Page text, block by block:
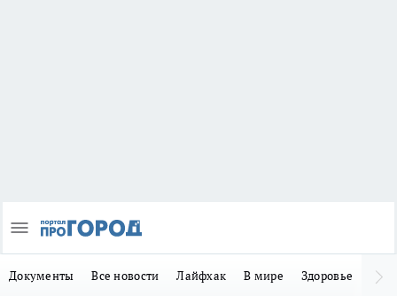
Документы Все новости Лайфхак В мире Здоровье